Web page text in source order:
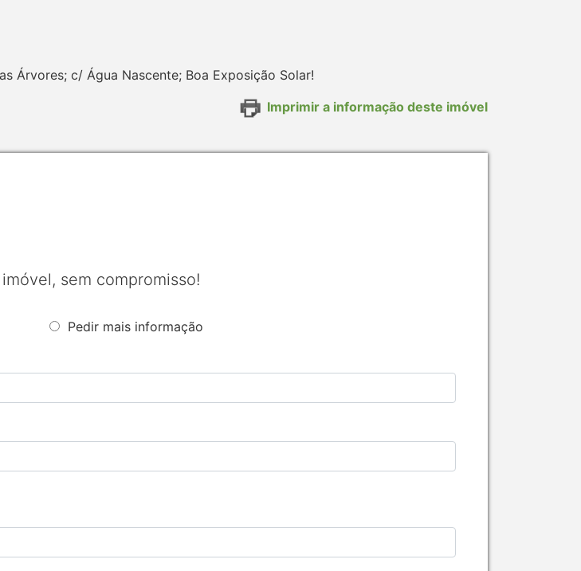
Árvores; c/ Água Nascente; Boa Exposição Solar!
Imprimir a informação deste imóvel
sem compromisso!
Pedir mais informação